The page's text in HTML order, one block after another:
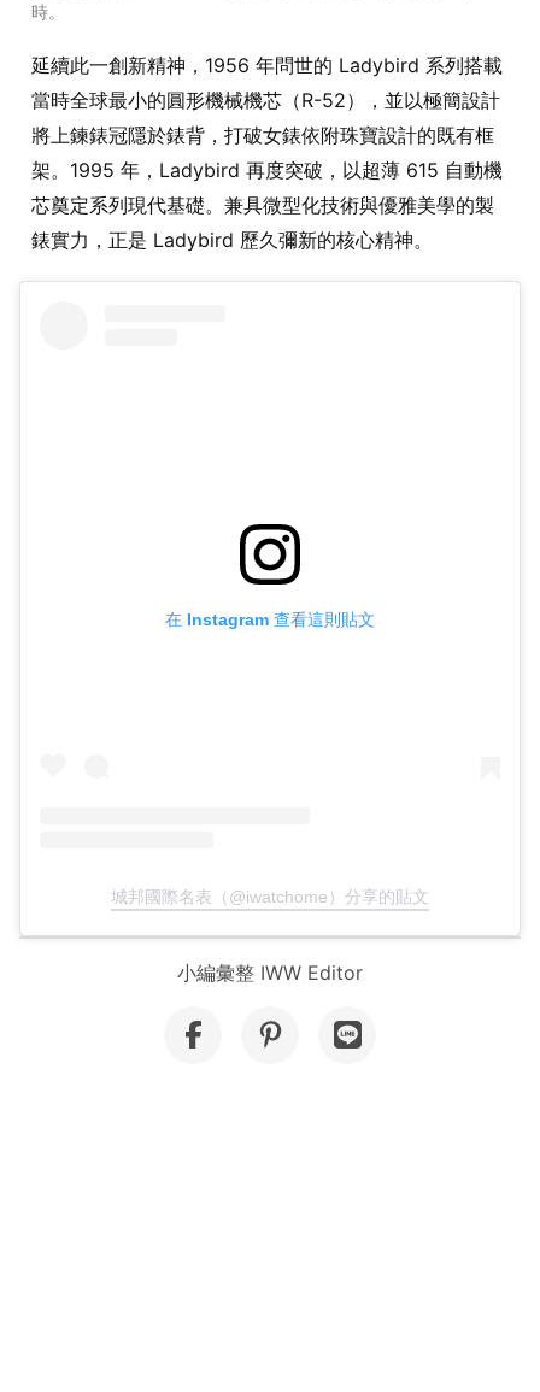
時。
延續此一創新精神，1956 年問世的 Ladybird 系列搭載
當時全球最小的圓形機械機芯（R-52），並以極簡設計
將上鍊錶冠隱於錶背，打破女錶依附珠寶設計的既有框
架。1995 年，Ladybird 再度突破，以超薄 615 自動機
芯奠定系列現代基礎。兼具微型化技術與優雅美學的製
錶實力，正是 Ladybird 歷久彌新的核心精神。
在 Instagram 查看這則貼文
城邦國際名表（@iwatchome）分享的貼文
小編彙整 IWW Editor